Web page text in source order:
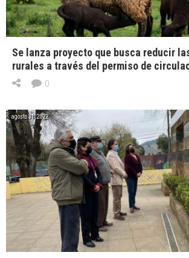
Se lanza proyecto que busca reducir
rurales a través del permiso de
0
agosto 31, 2022